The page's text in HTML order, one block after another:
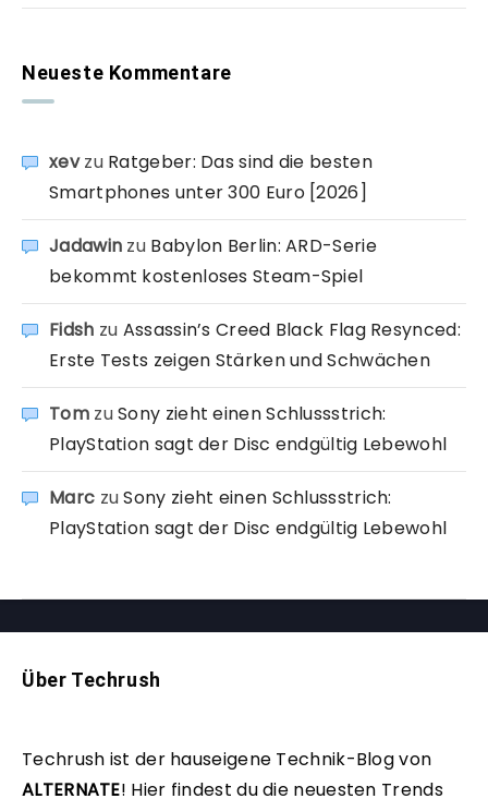
Neueste Kommentare
xevzu Ratgeber: Das sind die besten
Smartphones unter 300 Euro [2026]
Jadawin zu Babylon Berlin: ARD-Serie
bekommt kostenloses Steam-Spiel
Fidsh zu Assassin’s Creed Black Flag Resynced:
Erste Tests zeigen Stärken und Schwächen
TomzuSony zieht einen Schlussstrich:
PlayStation sagt der Disc endgültig Lebewohl
Marc zuSony zieht einen Schlussstrich:
PlayStation sagt der Disc endgültig Lebewohl
Über Techrush
Techrush ist der hauseigene Technik-Blog von
ALTERNATE! Hier findest du die neuesten Trends